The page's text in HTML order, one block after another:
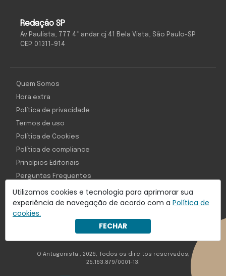
Utilizamos cookies e tecnologia para aprimorar sua
experiência de navegação de acordo com a Política de
cookies.
FECHAR
Redação SP
Av Paulista, 777 4º andar cj 41 Bela Vista, São Paulo-SP
CEP: 01311-914
Com inteligência e tecnologia:
Object1ve - Marketing Solution
Quem Somos
Hora extra
Política de privacidade
Termos de uso
Política de Cookies
Política de compliance
Princípios Editoriais
Perguntas Frequentes
O Antagonista , 2026, Todos os direitos reservados,
25.163.879/0001-13.